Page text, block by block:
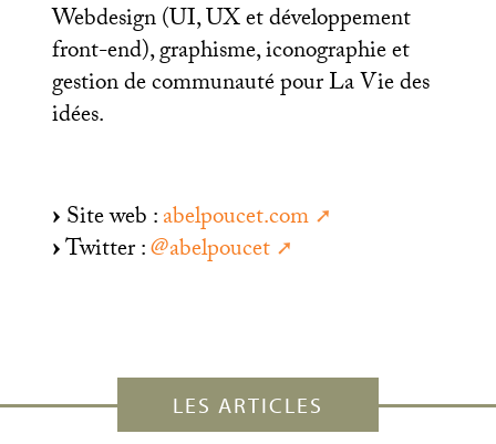
Webdesign (UI,UXet développement
front-end), graphisme, iconographie et
gestion de communauté pour La Vie des
idées.
Site web :abelpoucet.com
Twitter :@abelpoucet
LES ARTICLES